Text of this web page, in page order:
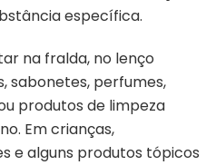
específica.
na fralda, no lenço
sabonetes, perfumes,
produtos de limpeza
Em crianças,
e alguns produtos tópicos